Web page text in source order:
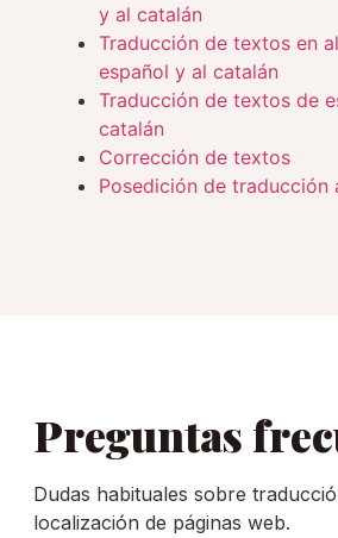
y al catalán
Traducción de textos en
español y al catalán
Traducción de textos de
catalán
Corrección de textos
Posedición de traducción
Preguntas
Dudas habituales sobre
localización de páginas web.